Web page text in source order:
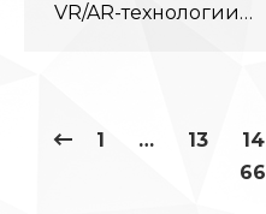
VR/AR-технологии…
1 … 13 14
66